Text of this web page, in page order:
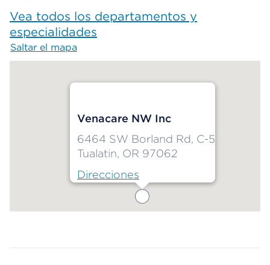
Vea todos los departamentos y
especialidades
Saltar el mapa
Venacare NW Inc
6464 SW Borland Rd, C-5
Tualatin, OR 97062
Direcciones